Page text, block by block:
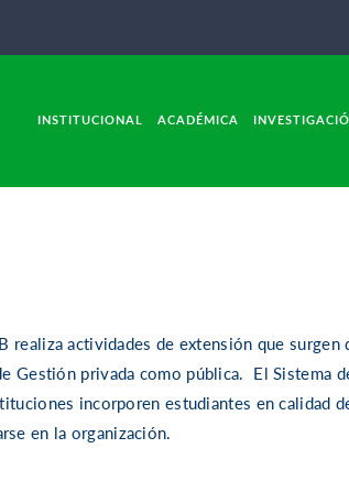
INSTITUCIONAL ACADÉMICA
realiza actividades de extensión que
Gestión privada como pública. El Sistema
incorporen estudiantes en calidad
en la organización.